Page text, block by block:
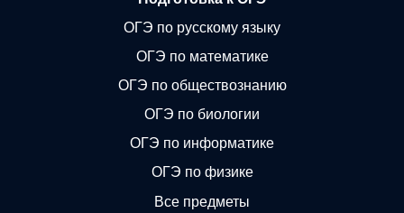
ОГЭ по русскому языку
ОГЭ по математике
ОГЭ по обществознанию
ОГЭ по биологии
ОГЭ по информатике
ОГЭ по физике
Все предметы